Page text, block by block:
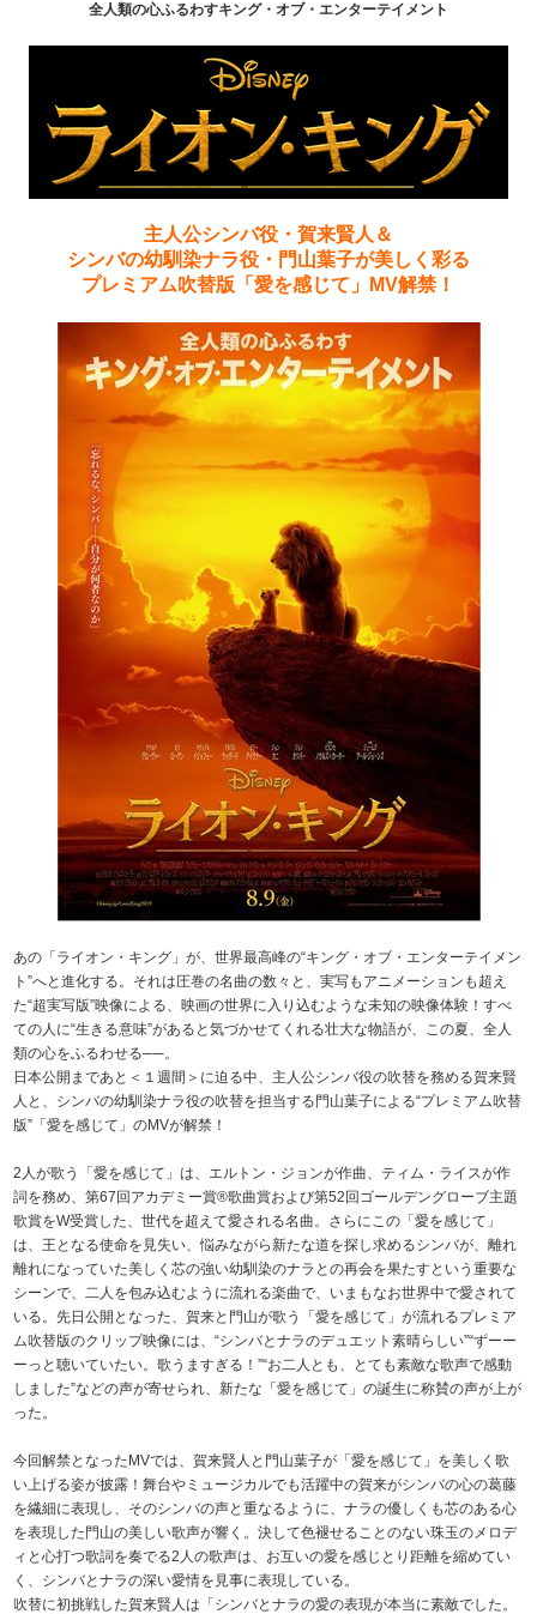
全人類の心ふるわすキング・オブ・エンターテイメント
主人公シンバ役・賀来賢人＆
シンバの幼馴染ナラ役・門山葉子が美しく彩る
プレミアム吹替版「愛を感じて」MV解禁！
あの「ライオン・キング」が、世界最高峰の“キング・オブ・エンターテイメン
ト”へと進化する。それは圧巻の名曲の数々と、実写もアニメーションも超え
た“超実写版”映像による、映画の世界に入り込むような未知の映像体験！すべ
ての人に“生きる意味”があると気づかせてくれる壮大な物語が、この夏、全人
類の心をふるわせる──。
日本公開まであと＜１週間＞に迫る中、主人公シンバ役の吹替を務める賀来賢
人と、シンバの幼馴染ナラ役の吹替を担当する門山葉子による“プレミアム吹替
版”「愛を感じて」のMVが解禁！
2人が歌う「愛を感じて」は、エルトン・ジョンが作曲、ティム・ライスが作
詞を務め、第67回アカデミー賞®歌曲賞および第52回ゴールデングローブ主題
歌賞をW受賞した、世代を超えて愛される名曲。さらにこの「愛を感じて」
は、王となる使命を見失い、悩みながら新たな道を探し求めるシンバが、離れ
離れになっていた美しく芯の強い幼馴染のナラとの再会を果たすという重要な
シーンで、二人を包み込むように流れる楽曲で、いまもなお世界中で愛されて
いる。先日公開となった、賀来と門山が歌う「愛を感じて」が流れるプレミア
ム吹替版のクリップ映像には、“シンバとナラのデュエット素晴らしい”“ずーー
ーっと聴いていたい。歌うますぎる！”“お二人とも、とても素敵な歌声で感動
しました”などの声が寄せられ、新たな「愛を感じて」の誕生に称賛の声が上が
った。
今回解禁となったMVでは、賀来賢人と門山葉子が「愛を感じて」を美しく歌
い上げる姿が披露！舞台やミュージカルでも活躍中の賀来がシンバの心の葛藤
を繊細に表現し、そのシンバの声と重なるように、ナラの優しくも芯のある心
を表現した門山の美しい歌声が響く。決して色褪せることのない珠玉のメロデ
ィと心打つ歌詞を奏でる2人の歌声は、お互いの愛を感じとり距離を縮めてい
く、シンバとナラの深い愛情を見事に表現している。
吹替に初挑戦した賀来賢人は「シンバとナラの愛の表現が本当に素敵でした。